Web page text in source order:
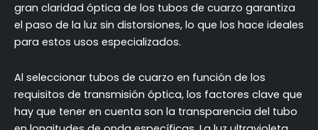
gran claridad óptica de los tubos de cuarzo garantiza
el paso de la luz sin distorsiones, lo que los hace ideales
para estos usos especializados.
Al seleccionar tubos de cuarzo en función de los
requisitos de transmisión óptica, los factores clave que
hay que tener en cuenta son la transparencia del tubo